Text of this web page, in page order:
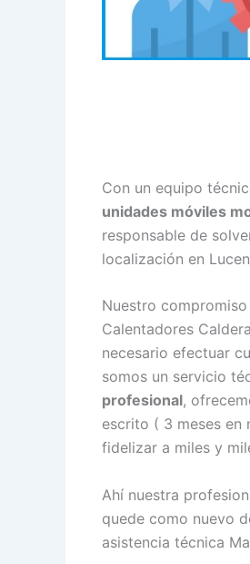
Con un equipo
unidades móviles
responsable de
localización en
Nuestro
Calentadores
necesario efectuar
somos un servicio
profesional,
escrito ( 3 meses en
fidelizar a miles y
Ahí nuestra
quede como nuevo
asistencia técnica